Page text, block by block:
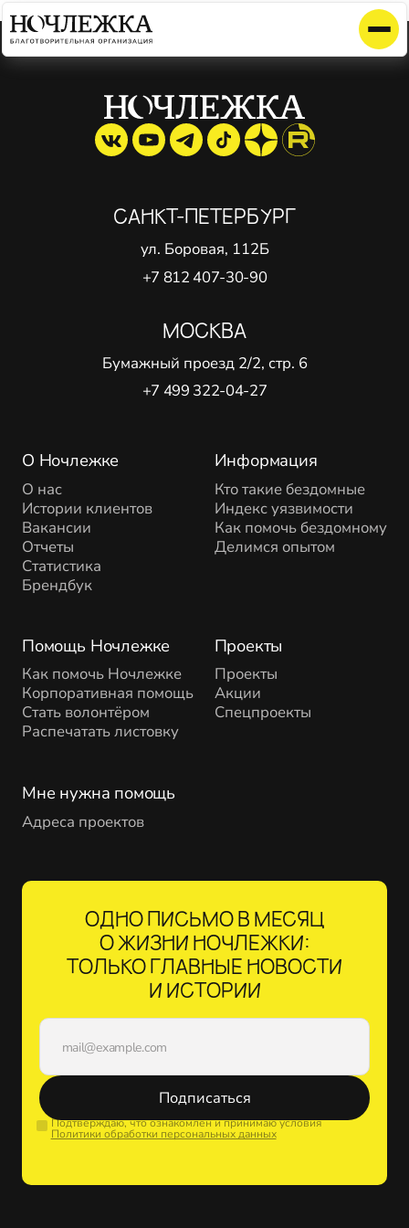
Элемент не найден!
О Ночлежке
О нас
Истории клиентов
Вакансии
Отчеты
Статистика
Брендбук
Помощь Ночлежке
Как помочь Ночлежке
Корпоративная помощь
Стать волонтёром
Распечатать листовку
Проекты
Проекты
Акции
Спецпроекты
Информация
Кто такие бездомные
Индекс уязвимости
Как помочь бездомному
Делимся опытом
Мне нужна помощь
Адреса проектов
САНКТ-ПЕТЕРБУРГ
ул. Боровая, 112Б
+7 812 407-30-90
МОСКВА
Бумажный проезд 2/2, стр. 6
+7 499 322-04-27
ОДНО ПИСЬМО В МЕСЯЦ
О ЖИЗНИ НОЧЛЕЖКИ:
ТОЛЬКО ГЛАВНЫЕ НОВОСТИ
И ИСТОРИИ
Подписаться
Подтверждаю, что ознакомлен и принимаю условия
Политики обработки персональных данных